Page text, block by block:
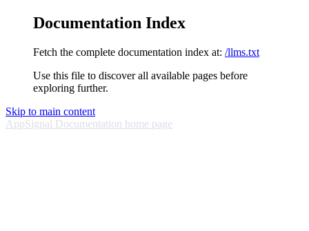
Documentation Index
Fetch the complete documentation index at: /llms.txt
Use this file to discover all available pages before
exploring further.
Skip to main content
AppSignal Documentation home page